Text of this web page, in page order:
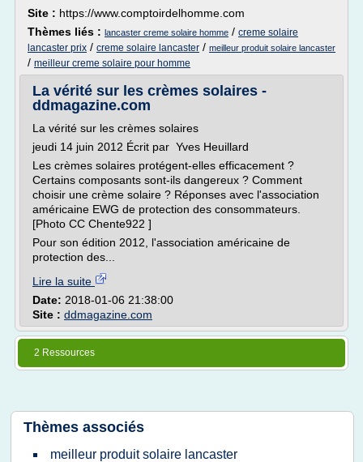
Site : https://www.comptoirdelhomme.com
Thèmes liés : lancaster creme solaire homme / creme solaire
lancaster prix / creme solaire lancaster / meilleur produit solaire lancaster
/ meilleur creme solaire pour homme
La vérité sur les crèmes solaires -
ddmagazine.com
La vérité sur les crèmes solaires
jeudi 14 juin 2012 Écrit par Yves Heuillard
Les crèmes solaires protégent-elles efficacement ?
Certains composants sont-ils dangereux ? Comment
choisir une crème solaire ? Réponses avec l'association
américaine EWG de protection des consommateurs.
[Photo CC Chente922 ]
Pour son édition 2012, l'association américaine de
protection des...
Lire la suite
Date: 2018-01-06 21:38:00
Site : ddmagazine.com
2 Ressources
Thèmes associés
meilleur produit solaire lancaster